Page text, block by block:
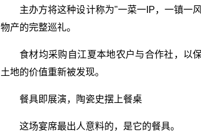
主办方将这种设计称为"一菜一IP，一镇一
物产的完整巡礼。
食材均采购自江夏本地农户与合作社，以
土地的价值重新被发现。
餐具即展演，陶瓷史摆上餐桌
这场宴席最出人意料的，是它的餐具。